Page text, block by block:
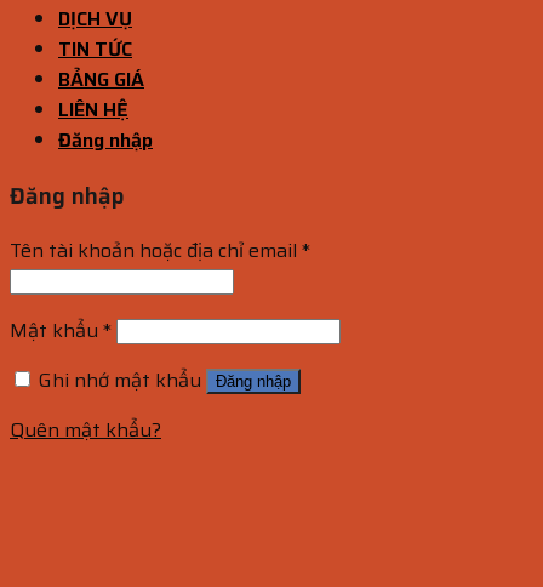
DỊCH VỤ
TIN TỨC
BẢNG GIÁ
LIÊN HỆ
Đăng nhập
Đăng nhập
Tên tài khoản hoặc địa chỉ email *
Mật khẩu *
Ghi nhớ mật khẩu
Đăng nhập
Quên mật khẩu?